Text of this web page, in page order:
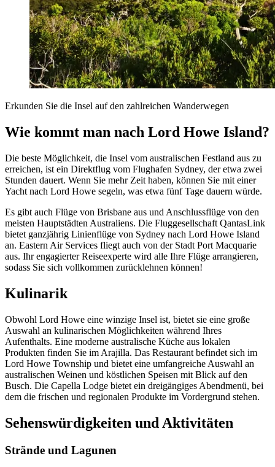
Erkunden Sie die Insel auf den zahlreichen Wanderwegen
Wie kommt man nach Lord Howe Island?
Die beste Möglichkeit, die Insel vom australischen Festland aus zu
erreichen, ist ein Direktflug vom Flughafen Sydney, der etwa zwei
Stunden dauert. Wenn Sie mehr Zeit haben, können Sie mit einer
Yacht nach Lord Howe segeln, was etwa fünf Tage dauern würde.
Es gibt auch Flüge von Brisbane aus und Anschlussflüge von den
meisten Hauptstädten Australiens. Die Fluggesellschaft QantasLink
bietet ganzjährig Linienflüge von Sydney nach Lord Howe Island
an. Eastern Air Services fliegt auch von der Stadt Port Macquarie
aus. Ihr engagierter Reiseexperte wird alle Ihre Flüge arrangieren,
sodass Sie sich vollkommen zurücklehnen können!
Kulinarik
Obwohl Lord Howe eine winzige Insel ist, bietet sie eine große
Auswahl an kulinarischen Möglichkeiten während Ihres
Aufenthalts. Eine moderne australische Küche aus lokalen
Produkten finden Sie im Arajilla. Das Restaurant befindet sich im
Lord Howe Township und bietet eine umfangreiche Auswahl an
australischen Weinen und köstlichen Speisen mit Blick auf den
Busch. Die Capella Lodge bietet ein dreigängiges Abendmenü, bei
dem die frischen und regionalen Produkte im Vordergrund stehen.
Sehenswürdigkeiten und Aktivitäten
Strände und Lagunen